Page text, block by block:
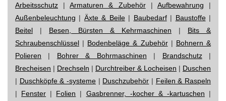
Arbeitsschutz |Armaturen & Zubehör| Aufbewahrung |
Außenbeleuchtung | Äxte & Beile| Baubedarf| Baustoffe|
Beitel | Besen, Bürsten & Kehrmaschinen | Bits &
Schraubenschlüssel | Bodenbeläge & Zubehör| Bohnern &
Polieren | Bohrer & Bohrmaschinen | Brandschutz|
Brecheisen | Drechseln | Durchtreiber & Locheisen | Duschen
| Duschköpfe & -systeme | Duschzubehör | Feilen & Raspeln
| Fenster | Folien | Gasbrenner, -kocher & -kartuschen |